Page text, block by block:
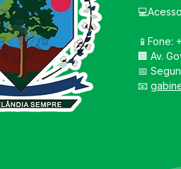
📱Fone:
🏢 Av.
📅
📧